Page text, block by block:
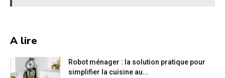
A lire
Robot ménager : la solution pratique pour
simplifier la cuisine au...